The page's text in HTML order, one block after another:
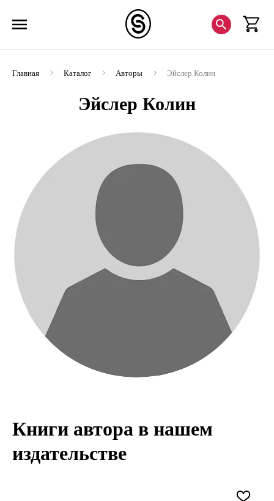
Главная Каталог Авторы Эйслер Колин
Эйслер Колин
Книги автора в нашем
издательстве